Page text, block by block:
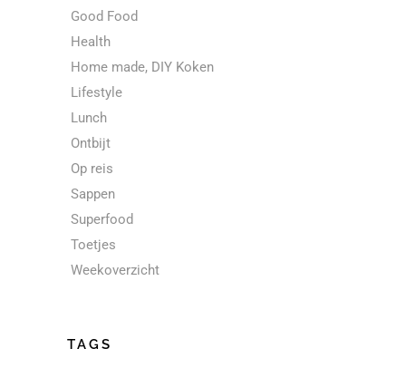
Good Food
Health
Home made, DIY Koken
Lifestyle
Lunch
Ontbijt
Op reis
Sappen
Superfood
Toetjes
Weekoverzicht
TAGS